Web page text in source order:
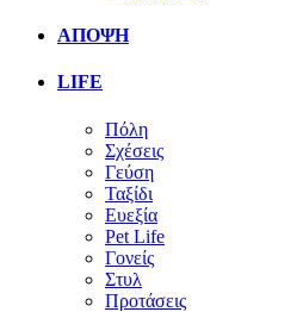
ΑΠΟΨΗ
LIFE
Πόλη
Σχέσεις
Γεύση
Ταξίδι
Ευεξία
Pet Life
Γονείς
Στυλ
Προτάσεις